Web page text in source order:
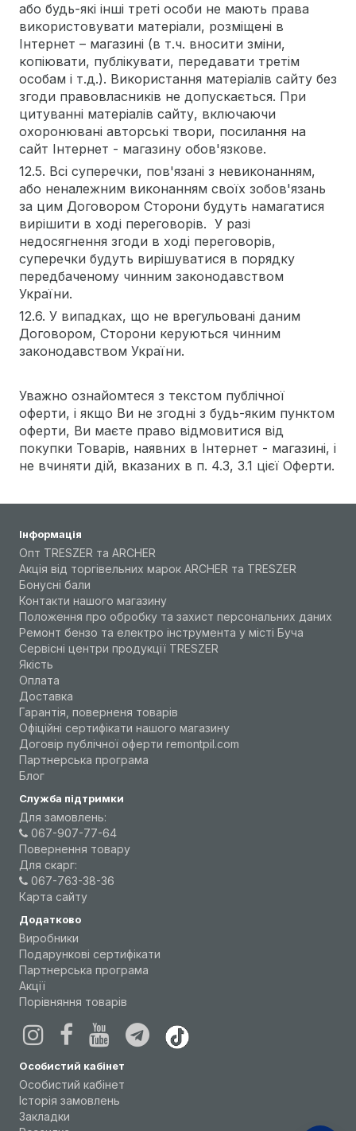
або будь-які інші треті особи не мають права
використовувати матеріали, розміщені в
Інтернет – магазині (в т.ч. вносити зміни,
копіювати, публікувати, передавати третім
особам і т.д.). Використання матеріалів сайту без
згоди правовласників не допускається. При
цитуванні матеріалів сайту, включаючи
охоронювані авторські твори, посилання на
сайт Інтернет - магазину обов'язкове.
12.5. Всі суперечки, пов'язані з невиконанням,
або неналежним виконанням своїх зобов'язань
за цим Договором Сторони будуть намагатися
вирішити в ході переговорів. У разі
недосягнення згоди в ході переговорів,
суперечки будуть вирішуватися в порядку
передбаченому чинним законодавством
України.
12.6. У випадках, що не врегульовані даним
Договором, Сторони керуються чинним
законодавством України.
Уважно ознайомтеся з текстом публічної
оферти, і якщо Ви не згодні з будь-яким пунктом
оферти, Ви маєте право відмовитися від
покупки Товарів, наявних в Інтернет - магазині, і
не вчиняти дій, вказаних в п. 4.3, 3.1 цієї Оферти.
Інформація
Опт TRESZER та ARCHER
Акція від торгівельних марок ARCHER та TRESZER
Бонусні бали
Контакти нашого магазину
Положення про обробку та захист персональних даних
Ремонт бензо та електро інструмента у місті Буча
Сервісні центри продукції TRESZER
Якість
Оплата
Доставка
Гарантія, поверненя товарів
Офіційні сертифікати нашого магазину
Договір публічної оферти remontpil.com
Партнерська програма
Блог
Служба підтримки
Для замовлень:
067-907-77-64
Повернення товару
Для скарг:
067-763-38-36
Карта сайту
Додатково
Виробники
Подарункові сертифікати
Партнерська програма
Акції
Порівняння товарів
Особистий кабінет
Особистий кабінет
Історія замовлень
Закладки